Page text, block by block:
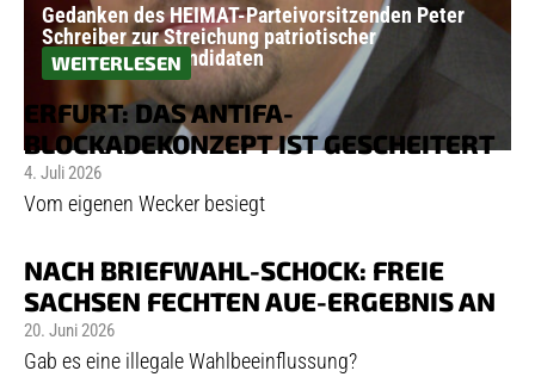
Gedanken des HEIMAT-Parteivorsitzenden Peter
Schreiber zur Streichung patriotischer
Bürgermeisterkandidaten
WEITERLESEN
ERFURT: DAS ANTIFA-
BLOCKADEKONZEPT IST GESCHEITERT
4. Juli 2026
Vom eigenen Wecker besiegt
NACH BRIEFWAHL-SCHOCK: FREIE
SACHSEN FECHTEN AUE-ERGEBNIS AN
20. Juni 2026
Gab es eine illegale Wahlbeeinflussung?